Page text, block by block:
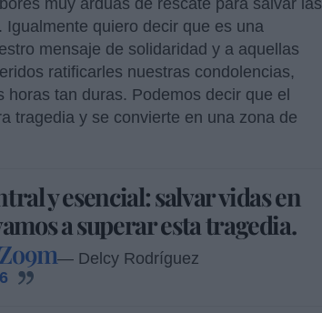
quiero decir que es una
mensaje de solidaridad y a aquellas
ratificarles nuestras condolencias,
horas tan duras. Podemos decir que el
tragedia y se convierte en una zona de
y esencial: salvar vidas en
a superar esta tragedia.
— Delcy Rodríguez